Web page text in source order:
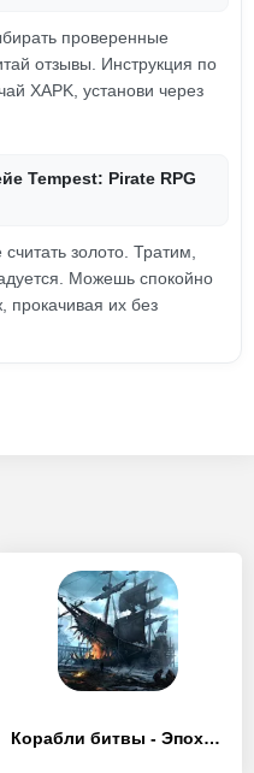
проверенные
отзывы. Инструкция по
XAPK, установи через
Tempest: Pirate RPG
золото. Тратим,
Можешь спокойно
прокачивая их без
Корабли битвы - Эпоха пиратов